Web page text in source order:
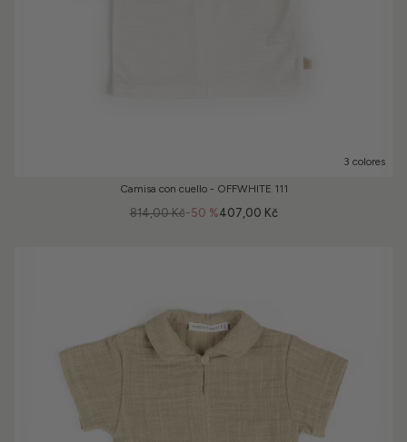
3 colores
Camisa con cuello - OFFWHITE 111
-50 %
814,00 Kč 407,00 Kč